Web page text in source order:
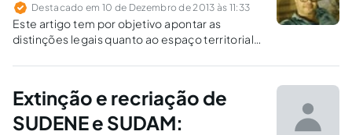
Destacado em 10 de Dezembro de 2013 às 11:33
Este artigo tem por objetivo apontar as
distinções legais quanto ao espaço territorial
categoria jurídica de sustentabilidade
categoria jurídica de desenvolvimento
socioeconômico”.
Extinção e recriação de
SUDENE e SUDAM: